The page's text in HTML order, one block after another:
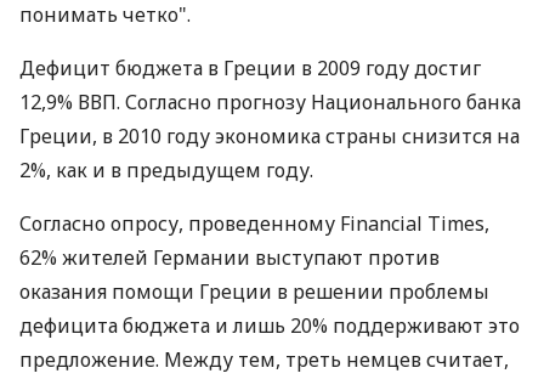
понимать четко".
Дефицит бюджета в Греции в 2009 году достиг
12,9% ВВП. Согласно прогнозу Национального банка
Греции, в 2010 году экономика страны снизится на
2%, как и в предыдущем году.
Согласно опросу, проведенному Financial Times,
62% жителей Германии выступают против
оказания помощи Греции в решении проблемы
дефицита бюджета и лишь 20% поддерживают это
предложение. Между тем, треть немцев считает,